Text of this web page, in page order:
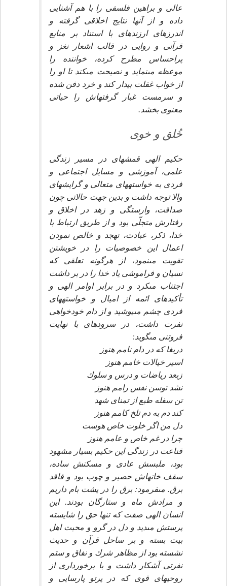
عالى و براهين فلسفى را با هم آشنايى
داده و از آنها نتايج اخلاقى گرفته و
اندرزهاى ارزنده‏اى با استناد بر منابع
قرآنى و روايى در قالب اشعار نغز و
پراحساس مطرح كرده، خواننده را
موعظه مى‏نمايد و نصيحت مى‏كند تا او را
از خواب غفلت بيدار كند و خرد دفن شده
و سرمست غبار گرفته‏اش را حياتى
معنوى بخشد.
خُلق و خوى
حكيم الهى قمشه‏اى در مسير زندگى
علمى، آموزشى و مسايل اجتماعى و
فردى به خواسته‏هاى متعالى و گرايش‏هاى
والا توجه داشت و بدين جهت حالاتى چون
صداقت، وارستگى و زهد در اخلاق و
رفتارش متجلّى بود و از طريق ارتباط با
خدا، ذكر، عبادت، تهجد و خالص نمودن
اعمال اين خصوصيات را در خويشتن
تقويت مى‏نمود، از هرگونه تعلقى كه
نسيان و فراموشى ياد خدا را در بر داشت
اجتناب مى‏كرد و در برابر اوامر الهى و
تأكيدهاى ائمه از اميال و خواسته‏هاى
فردى چشم مى‏پوشيد و از دام خودخواهى
نفرت داشت، در سروده‏اى با نهايت
فروتنى مى‏گويد:
دريغا كه در دام نامم هنوز
اسير خيالات خامم هنوز
زبعد رياضات و درس و سلوك‏
نشد توسن نفس رامم هنوز
تن سفله طبع از تمناى شهد
كند دم به دم تلخ كامم هنوز
دل من اگر خلوت خاص هوست‏
چرا در غم خاص و عامم هنوز
قناعت در زندگى اين حكيم بسيار مشهود
بود، ملبسش عادى و مسكنش ساده،
سقف خانه‏اش حصير و چوب بود و فاقد
برق. مى‏فرمود: برق را در پشت بام داريم
و مرادش ماه و ستارگان بودند. اين
انسان الهى صفت كه تنها حق را شايسته
پرستش مى‏ديد و دل در گرو و محبت اهل
بيت بسته و بر ساحل قرآن و حديث
نشسته بود از مظاهر شرك و نفاق و ستم
نفرتى آشكار داشت و با برخوردارى از
روحيه‏اى قوى كه در پرتو پارسايى و